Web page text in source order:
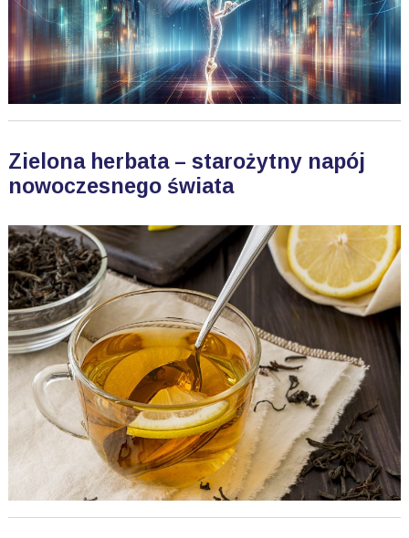
Zielona herbata – starożytny napój
nowoczesnego świata